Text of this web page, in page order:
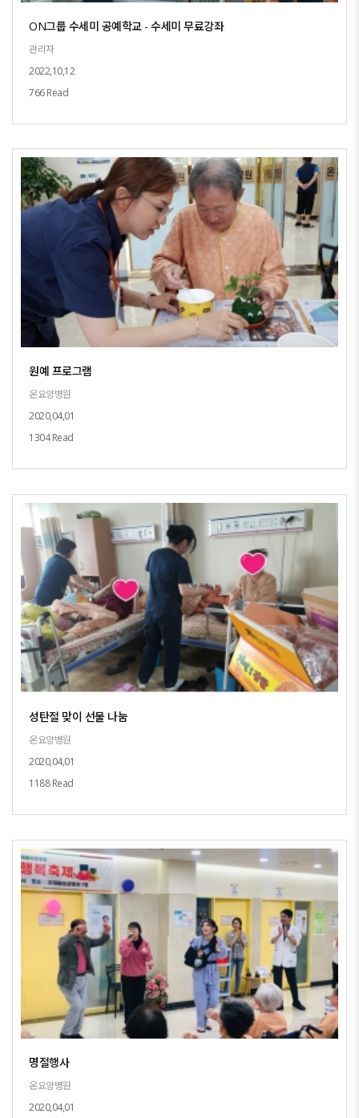
ON그룹 수세미 공예학교 - 수세미 무료강좌
관리자
2022,10,12
766 Read
원예 프로그램
온요양병원
2020,04,01
1304 Read
성탄절 맞이 선물 나눔
온요양병원
2020,04,01
1188 Read
명절행사
온요양병원
2020,04,01